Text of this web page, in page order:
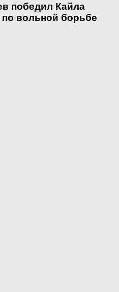
победил Кайла
вольной борьбе